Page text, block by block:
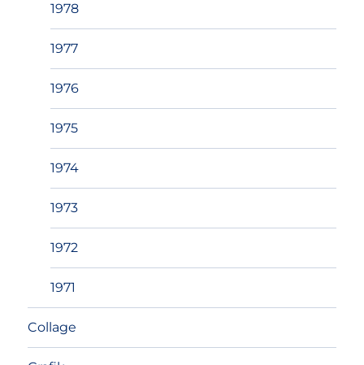
1978
1977
1976
1975
1974
1973
1972
1971
Collage